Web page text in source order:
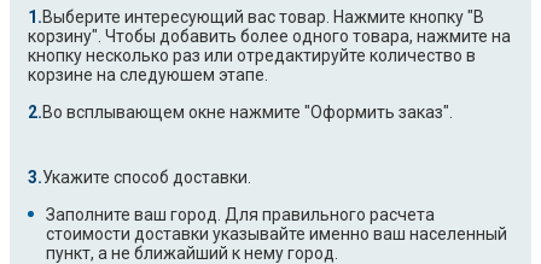
Выберите интересующий вас товар. Нажмите кнопку "В
корзину". Чтобы добавить более одного товара, нажмите на
кнопку несколько раз или отредактируйте количество в
корзине на следуюшем этапе.
Во всплывающем окне нажмите "Оформить заказ".
Укажите способ доставки.
Заполните ваш город. Для правильного расчета
стоимости доставки указывайте именно ваш населенный
пункт, а не ближайший к нему город.